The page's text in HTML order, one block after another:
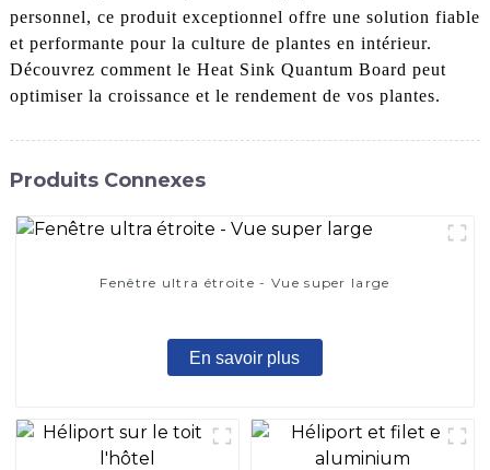
personnel, ce produit exceptionnel offre une solution fiable
et performante pour la culture de plantes en intérieur.
Découvrez comment le Heat Sink Quantum Board peut
optimiser la croissance et le rendement de vos plantes.
Produits Connexes
Fenêtre ultra étroite - Vue super large
En savoir plus